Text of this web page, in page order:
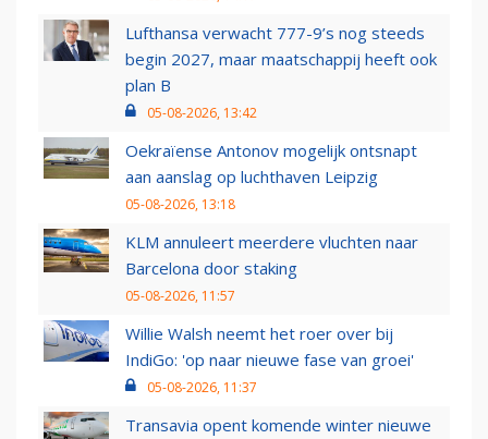
Lufthansa verwacht 777-9’s nog steeds
begin 2027, maar maatschappij heeft ook
plan B
05-08-2026, 13:42
Oekraïense Antonov mogelijk ontsnapt
aan aanslag op luchthaven Leipzig
05-08-2026, 13:18
KLM annuleert meerdere vluchten naar
Barcelona door staking
05-08-2026, 11:57
Willie Walsh neemt het roer over bij
IndiGo: 'op naar nieuwe fase van groei'
05-08-2026, 11:37
Transavia opent komende winter nieuwe